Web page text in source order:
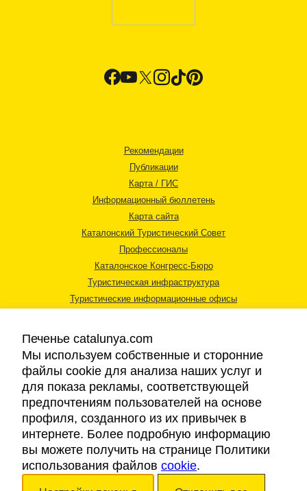
Рекомендации
Публикации
Карта / ГИС
Информационный бюллетень
Карта сайта
Каталонский Туристический Совет
Профессионалы
Каталонское Конгресс-Бюро
Туристическая инфраструктура
Туристические информационные офисы
Правовая информация
Cookies
Доступность
Печенье catalunya.com
Мы используем собственные и сторонние
файлы cookie для анализа наших услуг и
для показа рекламы, соответствующей
предпочтениям пользователей на основе
профиля, созданного из их привычек в
интернете. Более подробную информацию
вы можете получить на странице Политики
использования файлов cookie.